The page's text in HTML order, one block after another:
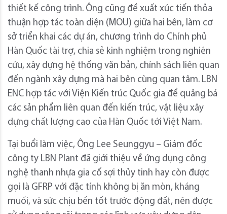
thiết kế công trình. Ông cũng đề xuất xúc tiến thỏa
thuận hợp tác toàn diện (MOU) giữa hai bên, làm cơ
sở triển khai các dự án, chương trình do Chính phủ
Hàn Quốc tài trợ, chia sẻ kinh nghiệm trong nghiên
cứu, xây dựng hệ thống văn bản, chính sách liên quan
đến ngành xây dựng mà hai bên cùng quan tâm. LBN
ENC hợp tác với Viện Kiến trúc Quốc gia để quảng bá
các sản phẩm liên quan đến kiến trúc, vật liệu xây
dựng chất lượng cao của Hàn Quốc tới Việt Nam.
Tại buổi làm việc, Ông Lee Seunggyu – Giám đốc
công ty LBN Plant đã giới thiệu về ứng dụng công
nghệ thanh nhựa gia cố sợi thủy tinh hay còn được
gọi là GFRP với đặc tính không bị ăn mòn, kháng
muối, và sức chịu bền tốt trước động đất, nên được